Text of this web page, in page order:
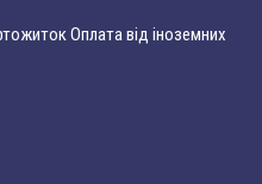
Оплата від іноземних